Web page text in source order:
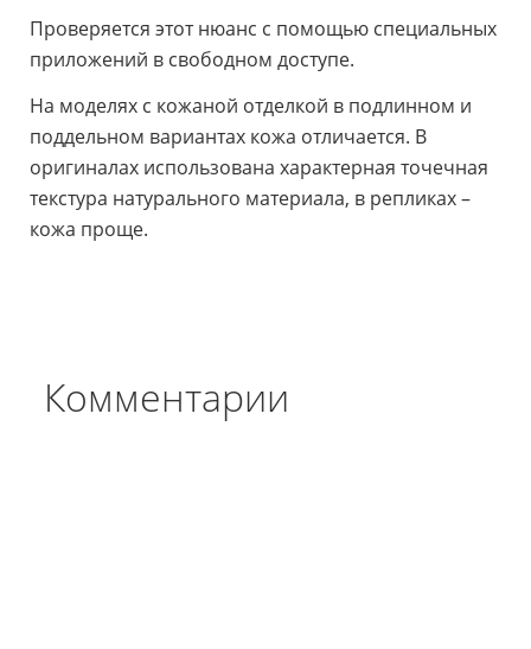
Проверяется этот нюанс с помощью специальных
приложений в свободном доступе.
На моделях с кожаной отделкой в подлинном и
поддельном вариантах кожа отличается. В
оригиналах использована характерная точечная
текстура натурального материала, в репликах –
кожа проще.
Комментарии